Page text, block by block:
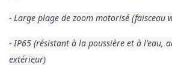
- Large plage de zoom motorisé (faisceau
- IP65 (résistant à la poussière et à l'eau,
extérieur)